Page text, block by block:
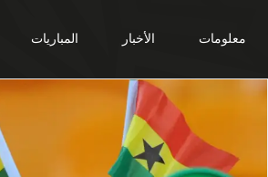
معلومات الأخبار المباريات